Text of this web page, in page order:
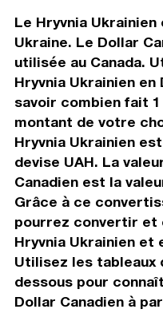
Le Hryvnia
Ukraine. Le Dollar
utilisée au Canada.
Hryvnia Ukrainien en
savoir combien fait 1
montant de votre
Hryvnia Ukrainien
devise UAH. La
Canadien est la
Grâce à ce
pourrez convertir et
Hryvnia Ukrainien et
Utilisez les tableaux
dessous pour
Dollar Canadien à